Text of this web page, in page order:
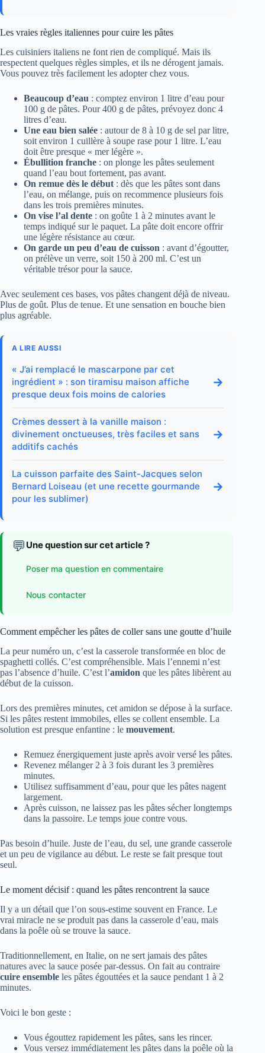
Les vraies règles italiennes pour cuire les pâtes
Les cuisiniers italiens ne font rien de compliqué. Mais ils
respectent quelques règles simples, et ils ne dérogent jamais.
Vous pouvez très facilement les adopter chez vous.
Beaucoup d’eau : comptez environ 1 litre d’eau pour
100 g de pâtes. Pour 400 g de pâtes, prévoyez donc 4
litres d’eau.
Une eau bien salée : autour de 8 à 10 g de sel par litre,
soit environ 1 cuillère à soupe rase pour 1 litre. L’eau
doit être presque « mer légère ».
Ébullition franche : on plonge les pâtes seulement
quand l’eau bout fortement, pas avant.
On remue dès le début : dès que les pâtes sont dans
l’eau, on mélange, puis on recommence plusieurs fois
dans les trois premières minutes.
On vise l’al dente : on goûte 1 à 2 minutes avant le
temps indiqué sur le paquet. La pâte doit encore offrir
une légère résistance au cœur.
On garde un peu d’eau de cuisson : avant d’égoutter,
on prélève un verre, soit 150 à 200 ml. C’est un
véritable trésor pour la sauce.
Avec seulement ces bases, vos pâtes changent déjà de niveau.
Plus de goût. Plus de tenue. Et une sensation en bouche bien
plus agréable.
A LIRE AUSSI
« J’ai remplacé le mascarpone par cet
ingrédient » : son tiramisu maison affiche
presque deux fois moins de calories
→
Crèmes dessert à la vanille maison :
divinement onctueuses, très faciles et sans
additifs cachés
→
La cuisson parfaite des Saint-Jacques selon
Bernard Loiseau (et une recette gourmande
pour les sublimer)
→
💬 Une question sur cet article ?
Poser ma question en commentaire
Nous contacter
Comment empêcher les pâtes de coller sans une goutte d’huile
La peur numéro un, c’est la casserole transformée en bloc de
spaghetti collés. C’est compréhensible. Mais l’ennemi n’est
pas l’absence d’huile. C’est l’amidon que les pâtes libèrent au
début de la cuisson.
Lors des premières minutes, cet amidon se dépose à la surface.
Si les pâtes restent immobiles, elles se collent ensemble. La
solution est presque enfantine : le mouvement.
Remuez énergiquement juste après avoir versé les pâtes.
Revenez mélanger 2 à 3 fois durant les 3 premières
minutes.
Utilisez suffisamment d’eau, pour que les pâtes nagent
largement.
Après cuisson, ne laissez pas les pâtes sécher longtemps
dans la passoire. Le temps joue contre vous.
Pas besoin d’huile. Juste de l’eau, du sel, une grande casserole
et un peu de vigilance au début. Le reste se fait presque tout
seul.
Le moment décisif : quand les pâtes rencontrent la sauce
Il y a un détail que l’on sous-estime souvent en France. Le
vrai miracle ne se produit pas dans la casserole d’eau, mais
dans la poêle où se trouve la sauce.
Traditionnellement, en Italie, on ne sert jamais des pâtes
natures avec la sauce posée par-dessus. On fait au contraire
cuire ensemble les pâtes égouttées et la sauce pendant 1 à 2
minutes.
Voici le bon geste :
Vous égouttez rapidement les pâtes, sans les rincer.
Vous versez immédiatement les pâtes dans la poêle où la